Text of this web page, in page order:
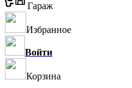
Гараж
Избранное
Войти
Корзина